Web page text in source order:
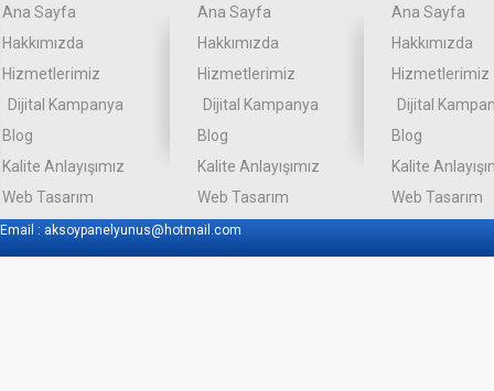
Ana Sayfa
Hakkımızda
Hizmetlerimiz
Dijital Kampanya
Blog
Kalite Anlayışımız
Web Tasarım
Ana Sayfa
Hakkımızda
Hizmetlerimiz
Dijital Kampanya
Blog
Kalite Anlayışımız
Web Tasarım
Ana Sayfa
Hakkımızda
Hizmetlerimiz
Dijital
Blog
Kalite
Web Tasarım
Email : aksoypanelyunus@hotmail.com